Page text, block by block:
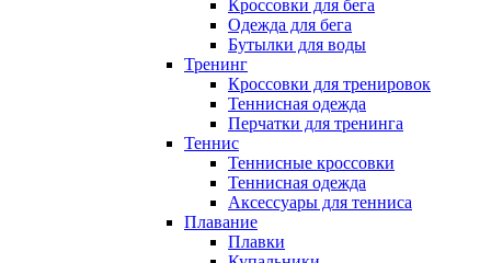
Кроссовки для бега
Одежда для бега
Бутылки для воды
Тренинг
Кроссовки для тренировок
Теннисная одежда
Перчатки для тренинга
Теннис
Теннисные кроссовки
Теннисная одежда
Аксессуары для тенниса
Плавание
Плавки